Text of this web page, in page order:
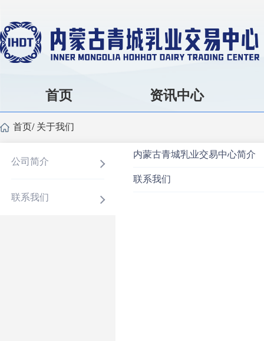
首页 资讯中心
首页/ 关于我们
公司简介
联系我们
内蒙古青城乳业交易中心简介
联系我们